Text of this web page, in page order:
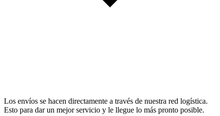
Los envíos se hacen directamente a través de nuestra red logística.
Esto para dar un mejor servicio y le llegue lo más pronto posible.